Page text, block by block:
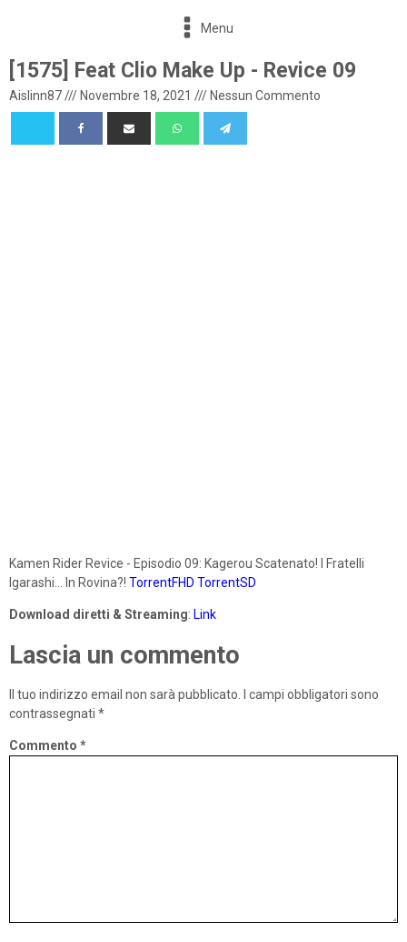
Menu
[1575] Feat Clio Make Up - Revice 09
Aislinn87/// Novembre 18, 2021 /// Nessun Commento
Kamen Rider Revice - Episodio 09: Kagerou Scatenato! I Fratelli
Igarashi... In Rovina?! TorrentFHD TorrentSD
Download diretti & Streaming: Link
Lascia un commento
Il tuo indirizzo email non sarà pubblicato.
I campi obbligatori sono
contrassegnati *
Commento *